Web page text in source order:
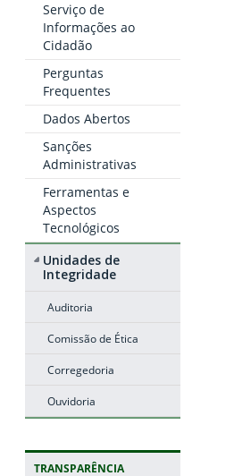
Serviço de
Informações ao
Cidadão
Perguntas
Frequentes
Dados Abertos
Sanções
Administrativas
Ferramentas e
Aspectos
Tecnológicos
Unidades de
Integridade
Auditoria
Comissão de Ética
Corregedoria
Ouvidoria
TRANSPARÊNCIA